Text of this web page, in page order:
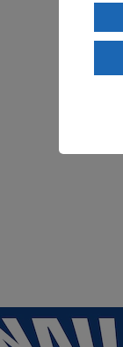
ein,